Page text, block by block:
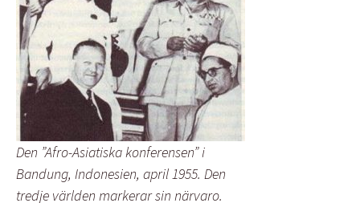
Den ”Afro-Asiatiska konferensen” i
Bandung, Indonesien, april 1955. Den
tredje världen markerar sin närvaro.